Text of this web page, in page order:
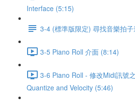
Interface (5:15)
3-4 (標準版限定) 尋找音樂拍
3-5 Piano Roll 介面 (8:14)
3-6 Piano Roll - 修改Midi訊號
Quantize and Velocity (5:46)